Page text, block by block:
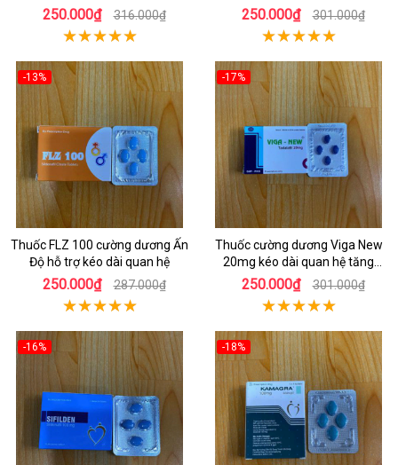
250.000₫ 316.000₫ kích thước
250.000₫ 301.000₫
-13%
Thuốc FLZ 100 cường dương Ấn
Độ hỗ trợ kéo dài quan hệ
250.000₫ 287.000₫
-17%
Thuốc cường dương Viga New
20mg kéo dài quan hệ tăng
cương dương
250.000₫ 301.000₫
-16% -18%